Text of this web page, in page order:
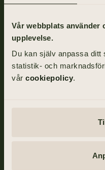
Vår webbplats använder
upplevelse.
Du kan själv anpassa
statistik- och
vår cookiepolicy.
Gå tillbaka till
besök eller ring
TILL